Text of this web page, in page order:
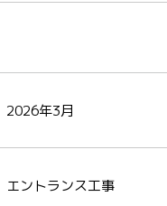
2026年3月
エントランス工事